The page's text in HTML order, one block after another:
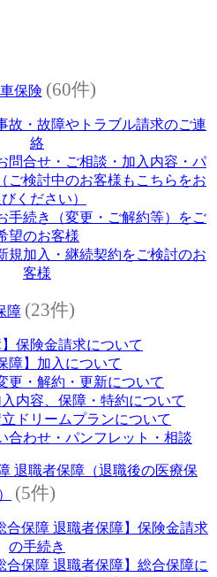
保険 (60件)
故・故障やトラブル請求のご連
絡
問合せ・ご相談・加入内容・パ
ご検討中のお客様もこちらをお
ください）
手続き（変更・ご解約等）をご
望のお客様
規加入・継続契約をご検討のお
客様
障 (23件)
】保険金請求について
障】加入について
更・解約・更新について
入内容、保障・特約について
立ドリームプランについて
合わせ・パンフレット・相談
退職者保障（退職後の医療保
(5件)
合保障 退職者保障】保険金請求
の手続き
合保障 退職者保障】総合保障に